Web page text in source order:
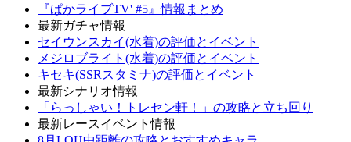
『ぱかライブTV' #5』情報まとめ
最新ガチャ情報
セイウンスカイ(水着)の評価とイベント
メジロブライト(水着)の評価とイベント
キセキ(SSRスタミナ)の評価とイベント
最新シナリオ情報
「らっしゃい！トレセン軒！」の攻略と立ち回り
最新レースイベント情報